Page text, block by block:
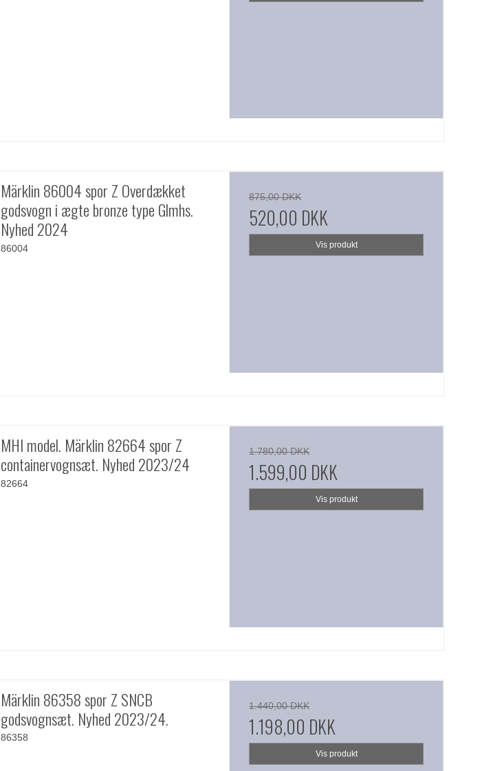
Märklin 86004 spor Z Overdækket
godsvogn i ægte bronze type Glmhs.
Nyhed 2024
86004
875,00 DKK
520,00 DKK
Vis produkt
MHI model. Märklin 82664 spor Z
containervognsæt. Nyhed 2023/24
82664
1.780,00 DKK
1.599,00 DKK
Vis produkt
Märklin 86358 spor Z SNCB
godsvognsæt. Nyhed 2023/24.
86358
1.440,00 DKK
1.198,00 DKK
Vis produkt